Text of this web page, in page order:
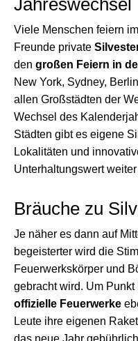
Jahreswechsel
Viele Menschen feiern
Freunde private
den großen Feiern in
New York, Sydney,
allen Großstädten der
Wechsel des
Städten gibt es eigene
Lokalitäten und
Unterhaltungswert
Bräuche zu
Je näher es dann auf
begeisterter wird die
Feuerwerkskörper und
gebracht wird. Um
offizielle Feuerwerke
Leute ihre eigenen
das neue Jahr